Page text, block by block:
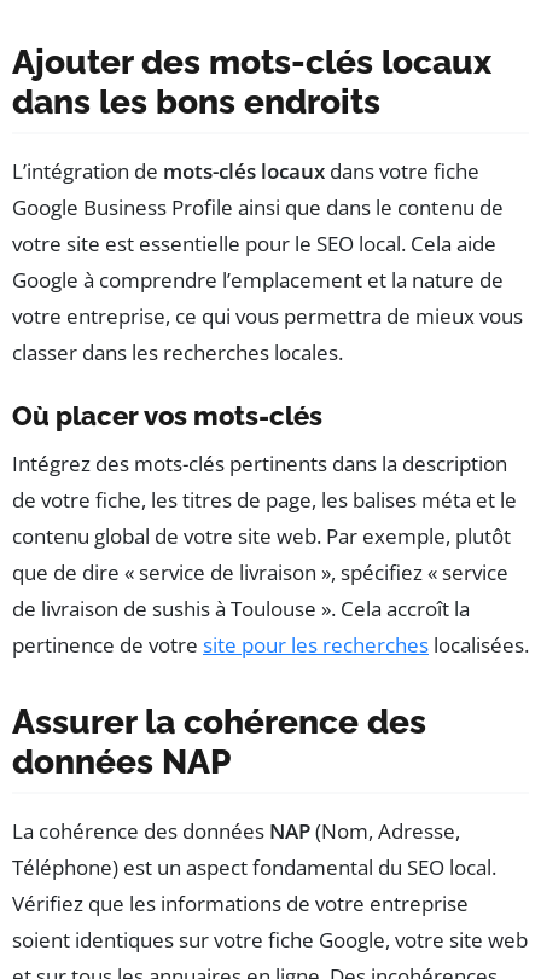
Ajouter des mots-clés locaux
dans les bons endroits
L’intégration de mots-clés locaux dans votre fiche
Google Business Profile ainsi que dans le contenu de
votre site est essentielle pour le SEO local. Cela aide
Google à comprendre l’emplacement et la nature de
votre entreprise, ce qui vous permettra de mieux vous
classer dans les recherches locales.
Où placer vos mots-clés
Intégrez des mots-clés pertinents dans la description
de votre fiche, les titres de page, les balises méta et le
contenu global de votre site web. Par exemple, plutôt
que de dire « service de livraison », spécifiez « service
de livraison de sushis à Toulouse ». Cela accroît la
pertinence de votre site pour les recherches localisées.
Assurer la cohérence des
données NAP
La cohérence des données NAP(Nom, Adresse,
Téléphone) est un aspect fondamental du SEO local.
Vérifiez que les informations de votre entreprise
soient identiques sur votre fiche Google, votre site web